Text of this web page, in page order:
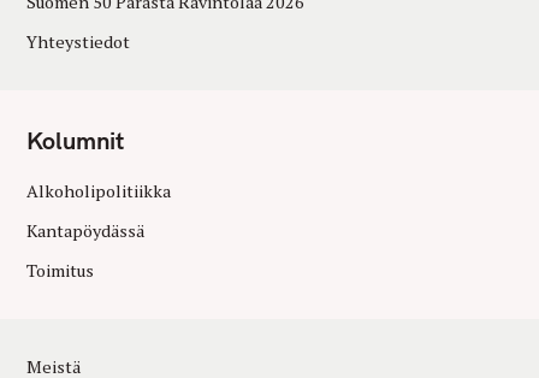
Yhteystiedot
Kolumnit
Alkoholipolitiikka
Kantapöydässä
Toimitus
Meistä